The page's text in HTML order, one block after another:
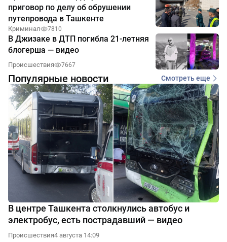
приговор по делу об обрушении
путепровода в Ташкенте
Криминал 7810
В Джизаке в ДТП погибла 21-летняя
блогерша — видео
Происшествия 7667
Популярные новости Смотреть еще
В центре Ташкента столкнулись автобус и
электробус, есть пострадавший — видео
Происшествия4 августа 14:09